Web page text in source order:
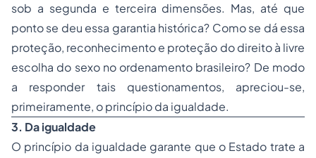
sob a segunda e terceira dimensões. Mas, até que
ponto se deu essa garantia histórica? Como se dá essa
proteção, reconhecimento e proteção do direito à livre
escolha do sexo no ordenamento brasileiro? De modo
a responder tais questionamentos, apreciou-se,
primeiramente, o princípio da igualdade.
3. Da igualdade
O princípio da igualdade garante que o Estado trate a